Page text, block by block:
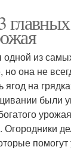
одной из
но она не
на
были
Огородники